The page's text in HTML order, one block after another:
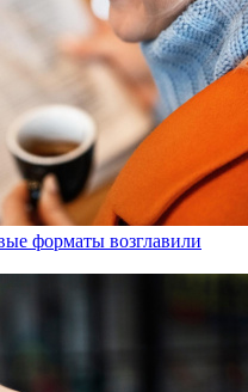
форматы возглавили